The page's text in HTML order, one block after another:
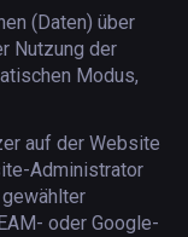
(Daten) über
Nutzung der
Modus,
auf der Website
Administrator
oder Google-